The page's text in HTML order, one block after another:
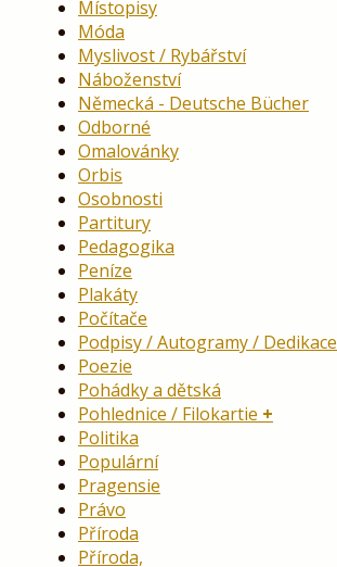
Místopisy
Móda
Myslivost / Rybářství
Náboženství
Německá - Deutsche Bücher
Odborné
Omalovánky
Orbis
Osobnosti
Partitury
Pedagogika
Peníze
Plakáty
Počítače
Podpisy / Autogramy / Dedikace
Poezie
Pohádky a dětská
Pohlednice / Filokartie
Politika
Populární
Pragensie
Právo
Příroda
Příroda,